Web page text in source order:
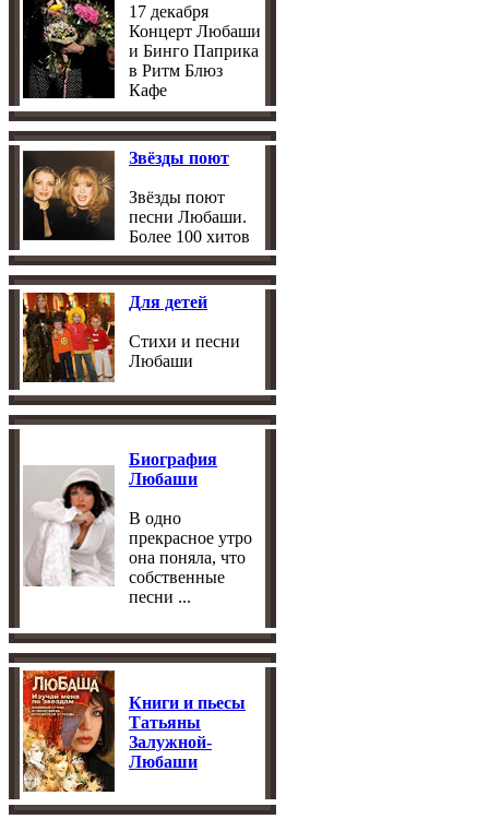
17 декабря
Концерт Любаши
и Бинго Паприка
в Ритм Блюз
Кафе
Звёзды поют
Звёзды поют
песни Любаши.
Более 100 хитов
Для детей
Стихи и песни
Любаши
Биография
Любаши
В одно
прекрасное утро
она поняла, что
собственные
песни ...
Книги и пьесы
Татьяны
Залужной-
Любаши